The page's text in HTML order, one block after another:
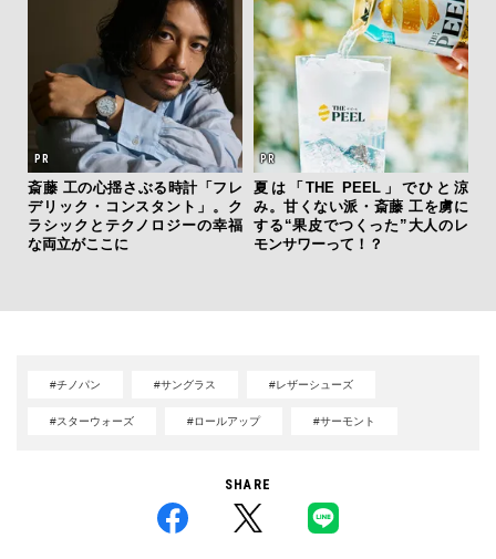
斎藤 工の心揺さぶる時計「フレ
デリック・コンスタント」。ク
ラシックとテクノロジーの幸福
な両立がここに
夏は「THE PEEL」でひと涼
み。甘くない派・斎藤 工を虜に
する“果皮でつくった”大人のレ
モンサワーって！？
#チノパン #サングラス #レザーシューズ
#スターウォーズ #ロールアップ #サーモント
SHARE